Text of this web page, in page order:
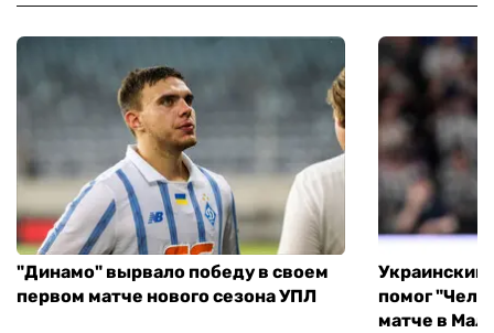
"Динамо" вырвало победу в своем
первом матче нового сезона УПЛ
Украинский
помог
матче в